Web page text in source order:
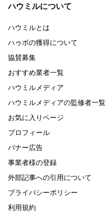
ハウミルについて
ハウミルとは
ハゥポの獲得について
協賛募集
おすすめ業者一覧
ハウミルメディア
ハウミルメディアの監修者一覧
お気に入りページ
プロフィール
バナー広告
事業者様の登録
外部記事への引用について
プライバシーポリシー
利用規約